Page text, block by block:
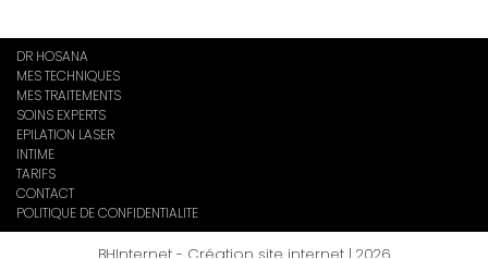
DR HOSANA
MES TECHNIQUES
MES TRAITEMENTS
SOINS EXPERTS
EPILATION LASER
INTIME
TARIFS
CONTACT
POLITIQUE DE CONFIDENTIALITE
BHInternet - Création site internet | 2026